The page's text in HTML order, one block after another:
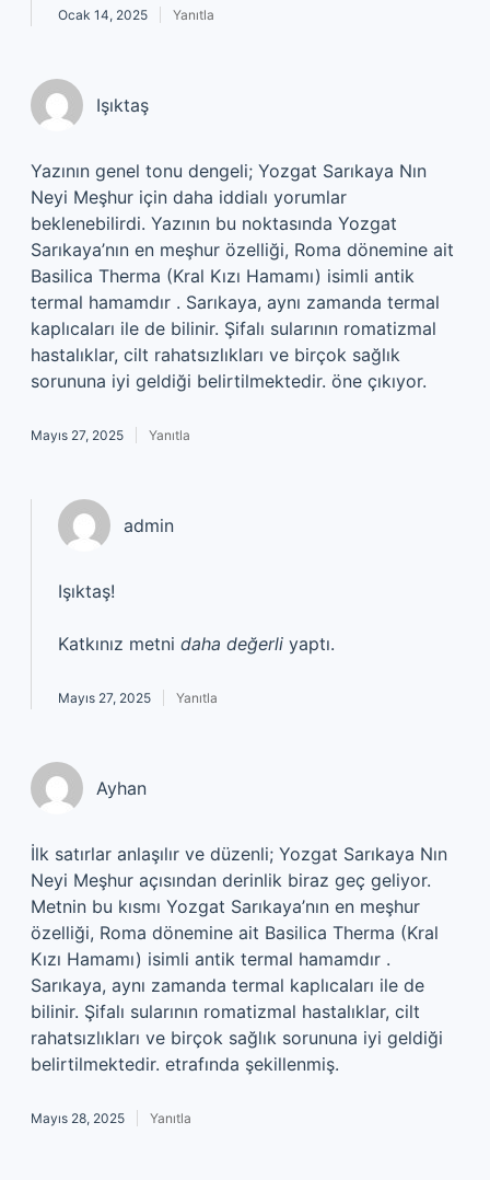
Ocak 14, 2025 Yanıtla
Işıktaş
Yazının genel tonu dengeli; Yozgat Sarıkaya Nın
Neyi Meşhur için daha iddialı yorumlar
beklenebilirdi. Yazının bu noktasında Yozgat
Sarıkaya’nın en meşhur özelliği, Roma dönemine ait
Basilica Therma (Kral Kızı Hamamı) isimli antik
termal hamamdır . Sarıkaya, aynı zamanda termal
kaplıcaları ile de bilinir. Şifalı sularının romatizmal
hastalıklar, cilt rahatsızlıkları ve birçok sağlık
sorununa iyi geldiği belirtilmektedir. öne çıkıyor.
Mayıs 27, 2025 Yanıtla
admin
Işıktaş!
Katkınız metni daha değerli yaptı.
Mayıs 27, 2025 Yanıtla
Ayhan
İlk satırlar anlaşılır ve düzenli; Yozgat Sarıkaya Nın
Neyi Meşhur açısından derinlik biraz geç geliyor.
Metnin bu kısmı Yozgat Sarıkaya’nın en meşhur
özelliği, Roma dönemine ait Basilica Therma (Kral
Kızı Hamamı) isimli antik termal hamamdır .
Sarıkaya, aynı zamanda termal kaplıcaları ile de
bilinir. Şifalı sularının romatizmal hastalıklar, cilt
rahatsızlıkları ve birçok sağlık sorununa iyi geldiği
belirtilmektedir. etrafında şekillenmiş.
Mayıs 28, 2025 Yanıtla